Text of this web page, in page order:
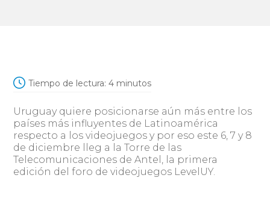
Tiempo de lectura: 4 minutos
Uruguay quiere posicionarse aún más entre los
países más influyentes de Latinoamérica
respecto a los videojuegos y por eso este 6, 7 y 8
de diciembre lleg a la Torre de las
Telecomunicaciones de Antel, la primera
edición del foro de videojuegos LevelUY.